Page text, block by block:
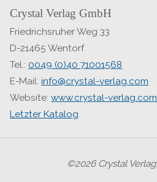
Crystal Verlag GmbH
Friedrichsruher Weg 33
D-21465 Wentorf
Tel.: 0049 (0)40 71001568
E-Mail:info@crystal-verlag.com
Website:www.crystal-verlag.com
Letzter Katalog
©2026 Crystal Verlag